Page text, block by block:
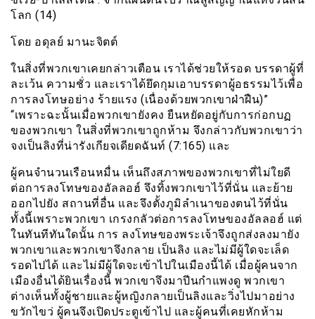
โลก​ (14)
โดย​ อดุลย์​ มานะจิตต์
ในสิ่งที่พวกเขาเคยกล่าวเตือน เราได้ช่วยให้รอด บรรดาผู้ที่
ละเว้น ความชั่ว และเราได้ยึดกุมเอาบรรดาผู้อธรรมไว้เพื่อ
การลงโทษอย่าง ร้ายแรง (เนื่องด้วยพวกเขาฝ่าฝืน)”
“เพราะฉะนั้นเมื่อพวกเขายังคง ยืนหยัดอยู่กับการก่อกบฏ
ของพวกเขา ในสิ่งที่พวกเขาถูกห้าม จึงกล่าวกับพวกเขาว่า
จงเป็นลิงที่น่ารังเกียจเดียดฉันท์ (7:165) และ
ผู้คนจำนวนเรือนหมื่น เห็นถึงสภาพของพวกเขาที่ไม่ใยดี
ต่อการลงโทษของอัลลอฮ์ จึงทิ้งพวกเขาไว้ที่นั่น และย้าย
ออกไปยัง สถานที่อื่น และจึงตั้งภูมิลำเนาของตนไว้ที่นั่น
ทั้งนี้เพราะพวกเขา เกรงกลัวต่อการลงโทษของอัลลอฮ์ แต่
ในทันทีทันใดนั้น การ ลงโทษของพระเจ้าจึงถูกส่งลงมายัง
พวกเขาและพวกเขาจึงกลาย เป็นลิง และไม่มีผู้ใดจะเล็ด
รอดไปได้ และไม่มีผู้ใดจะเข้าไปในเมืองนี้ได้ เมื่อผู้คนจาก
เมืองอื่นได้ยินเรื่องนี้ พวกเขาจึงมาปีนกำแพงดู พวกเขา
ต่างเห็นทั้งผู้ชายและผู้หญิงกลายเป็นลิงและวิ่งไปมาอย่าง
ขวักไขว่ ผู้คนจึงเปิดประตูเข้าไป และผู้คนที่เคยหักห้าม